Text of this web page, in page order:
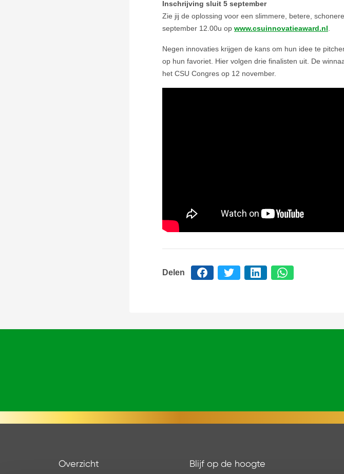
Inschrijving sluit 5 september
Zie jij de oplossing voor een slimmere, betere,
september 12.00u op www.csuinnovatieaward.nl
Negen innovaties krijgen de kans om hun idee te
op hun favoriet. Hier volgen drie finalisten uit. De
het CSU Congres op 12 november.
Delen
Overzicht Blijf op de hoogte